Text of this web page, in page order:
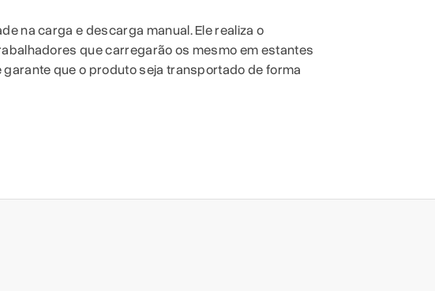
na carga e descarga manual. Ele realiza o
que carregarão os mesmo em estantes
que o produto seja transportado de forma